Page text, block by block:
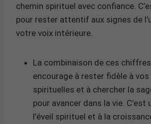
chemin spirituel avec confiance.
pour rester attentif aux signes de
votre voix intérieure.
La combinaison de ces
encourage à rester fidèle à
spirituelles et à chercher la
pour avancer dans la vie. C’est
l’éveil spirituel et à la